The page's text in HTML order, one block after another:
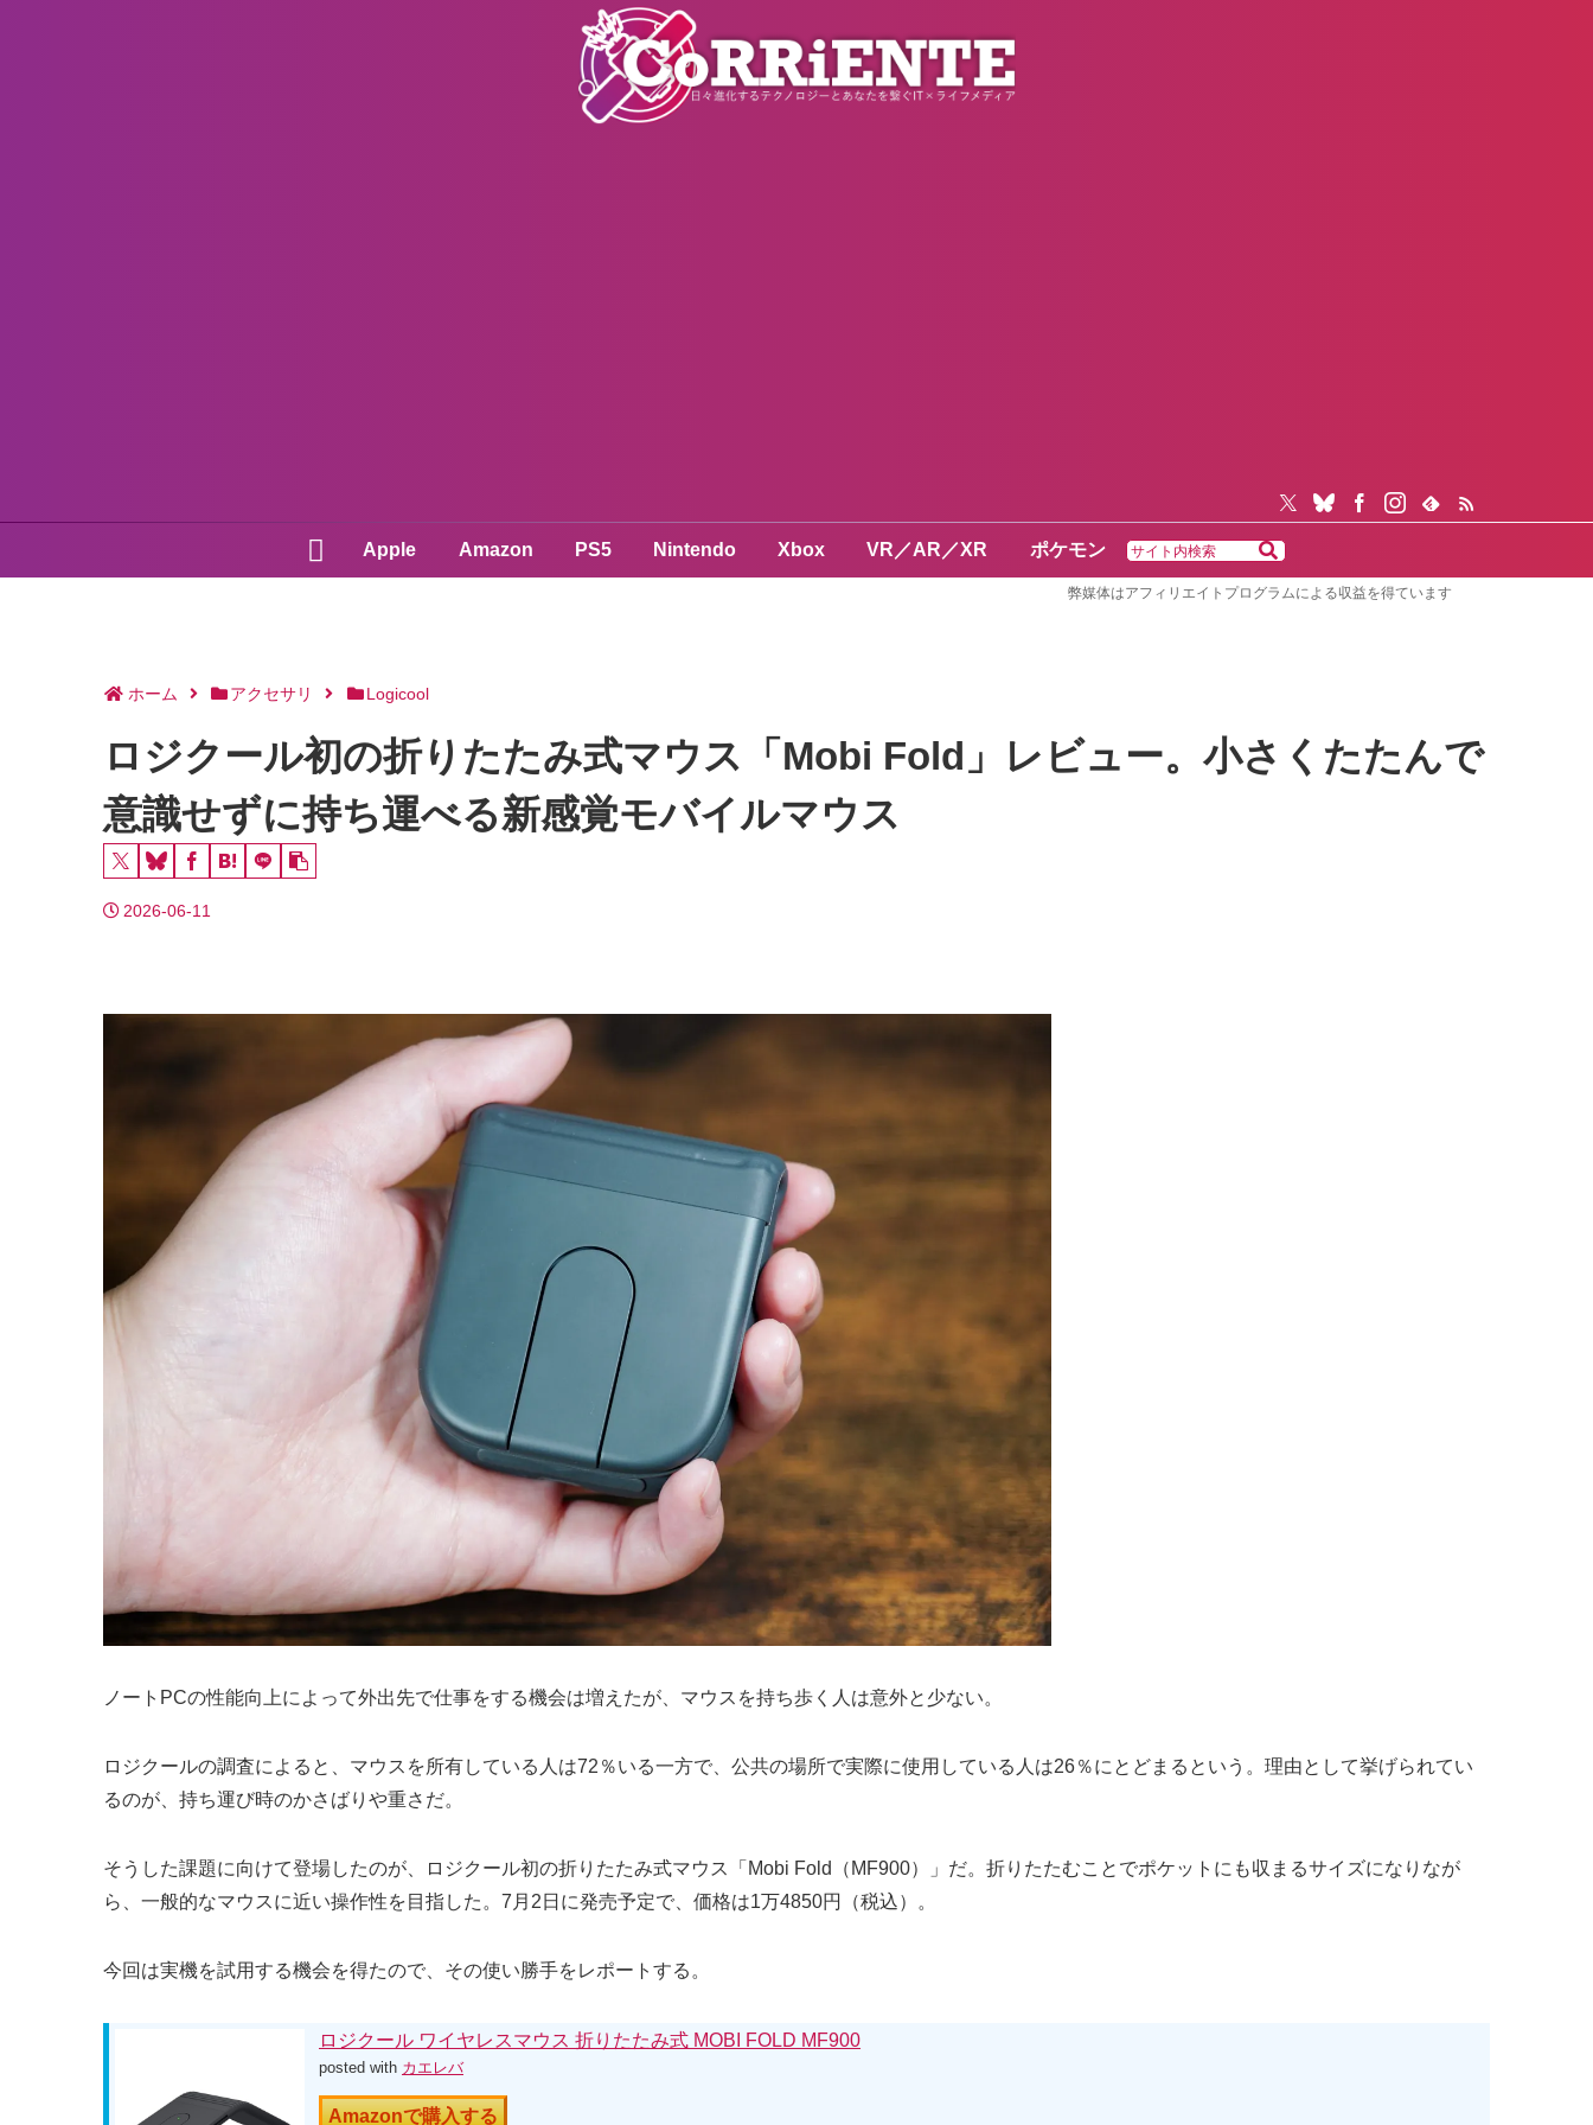
Apple Amazon PS5 Nintendo Xbox VR／AR／XR ポケモン
弊媒体はアフィリエイトプログラムによる収益を得ています
ホーム アクセサリ Logicool
ロジクール初の折りたたみ式マウス「Mobi Fold」レビュー。小さくたたんで
意識せずに持ち運べる新感覚モバイルマウス
2026-06-11
ノートPCの性能向上によって外出先で仕事をする機会は増えたが、マウスを持ち歩く人は意外と少ない。
ロジクールの調査によると、マウスを所有している人は72％いる一方で、公共の場所で実際に使用している人は26％にとどまるという。理由として挙げられてい
るのが、持ち運び時のかさばりや重さだ。
そうした課題に向けて登場したのが、ロジクール初の折りたたみ式マウス「Mobi Fold（MF900）」だ。折りたたむことでポケットにも収まるサイズになりなが
ら、一般的なマウスに近い操作性を目指した。7月2日に発売予定で、価格は1万4850円（税込）。
今回は実機を試用する機会を得たので、その使い勝手をレポートする。
ロジクール ワイヤレスマウス 折りたたみ式 MOBI FOLD MF900
posted with カエレバ
Amazonで購入する